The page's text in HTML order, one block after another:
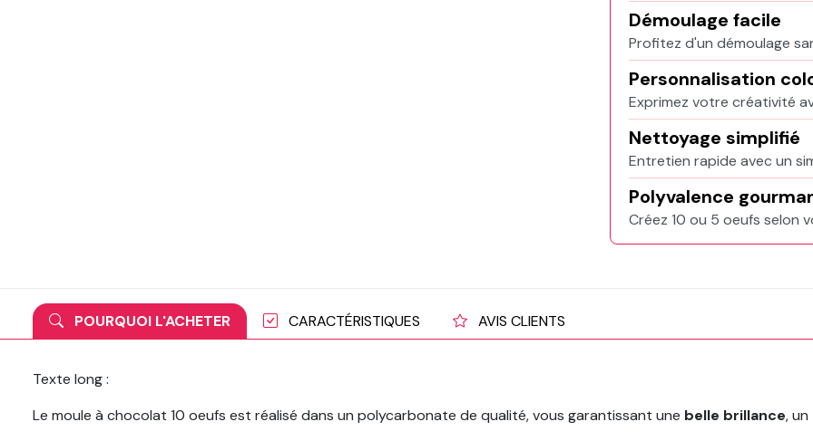
Démoulage facile
Profitez d'un démoulage
Personnalisation
Exprimez votre créativité
Nettoyage simplifié
Entretien rapide avec un
Polyvalence
Créez 10 ou 5 oeufs selon
POURQUOI L'ACHETER CARACTÉRISTIQUES AVIS CLIENTS
Texte long:
Le moule à chocolat 10 oeufs est réalisé dans un polycarbonate de qualité, vous garantissant une belle brillance, un